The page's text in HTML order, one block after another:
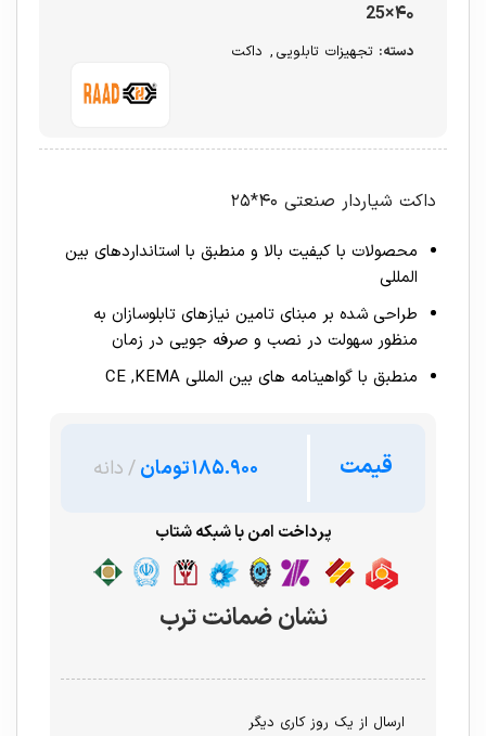
25×۴۰
دسته: تجهیزات تابلویی , داکت
داکت شیاردار صنعتی ۴۰*۲۵
محصولات با کیفیت بالا و منطبق با استانداردهای بین
المللی
طراحی شده بر مبنای تامین نیازهای تابلوسازان به
منظور سهولت در نصب و صرفه جویی در زمان
منطبق با گواهینامه های بین المللی CE ,KEMA
قیمت تومان
پرداخت امن با شبکه شتاب
نشان ضمانت ترب
ارسال از یک روز کاری دیگر